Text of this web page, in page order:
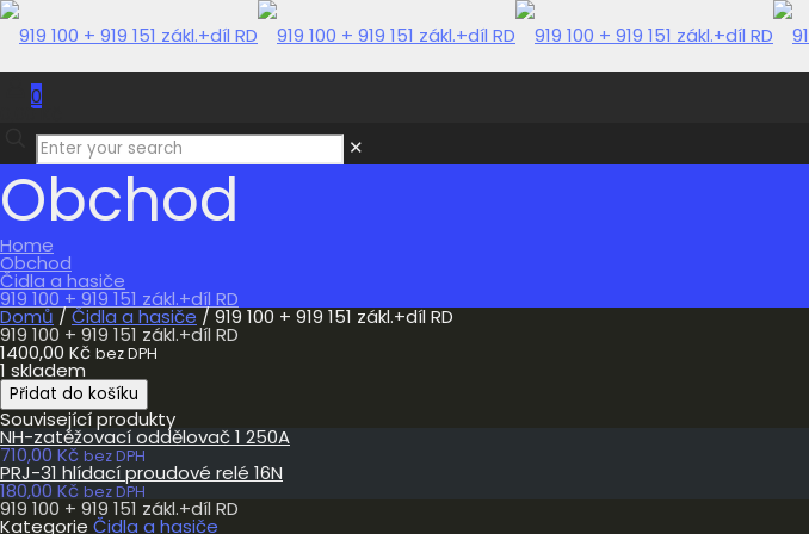
0
0,00 Kč
✕
Obchod
Home
Obchod
Čidla a hasiče
919 100 + 919 151 zákl.+díl RD
Domů / Čidla a hasiče / 919 100 + 919 151 zákl.+díl RD
919 100 + 919 151 zákl.+díl RD
1400,00 Kč bez DPH
1 skladem
919
100
+
919
151
zákl.+díl
RD
množství
Přidat do košíku
Související produkty
NH-zatěžovací oddělovač 1 250A
710,00 Kč bez DPH
PRJ-31 hlídací proudové relé 16N
180,00 Kč bez DPH
919 100 + 919 151 zákl.+díl RD
Kategorie Čidla a hasiče